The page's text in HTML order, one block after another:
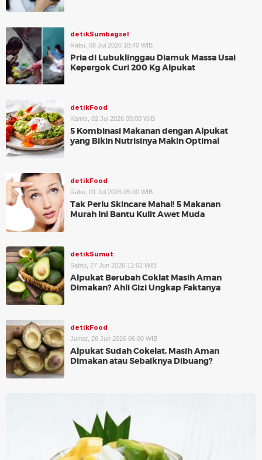
detikSumbagsel
Rabu, 08 Jul 2026 18:40 WIB
Pria di Lubuklinggau Diamuk Massa Usai
Kepergok Curi 200 Kg Alpukat
detikFood
Kamis, 02 Jul 2026 05:00 WIB
5 Kombinasi Makanan dengan Alpukat
yang Bikin Nutrisinya Makin Optimal
detikFood
Rabu, 01 Jul 2026 05:00 WIB
Tak Perlu Skincare Mahal! 5 Makanan
Murah Ini Bantu Kulit Awet Muda
detikSumut
Sabtu, 27 Jun 2026 12:02 WIB
Alpukat Berubah Coklat Masih Aman
Dimakan? Ahli Gizi Ungkap Faktanya
detikFood
Jumat, 26 Jun 2026 06:00 WIB
Alpukat Sudah Cokelat, Masih Aman
Dimakan atau Sebaiknya Dibuang?